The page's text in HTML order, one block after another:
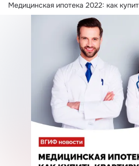
Медицинская ипотека 2022: как